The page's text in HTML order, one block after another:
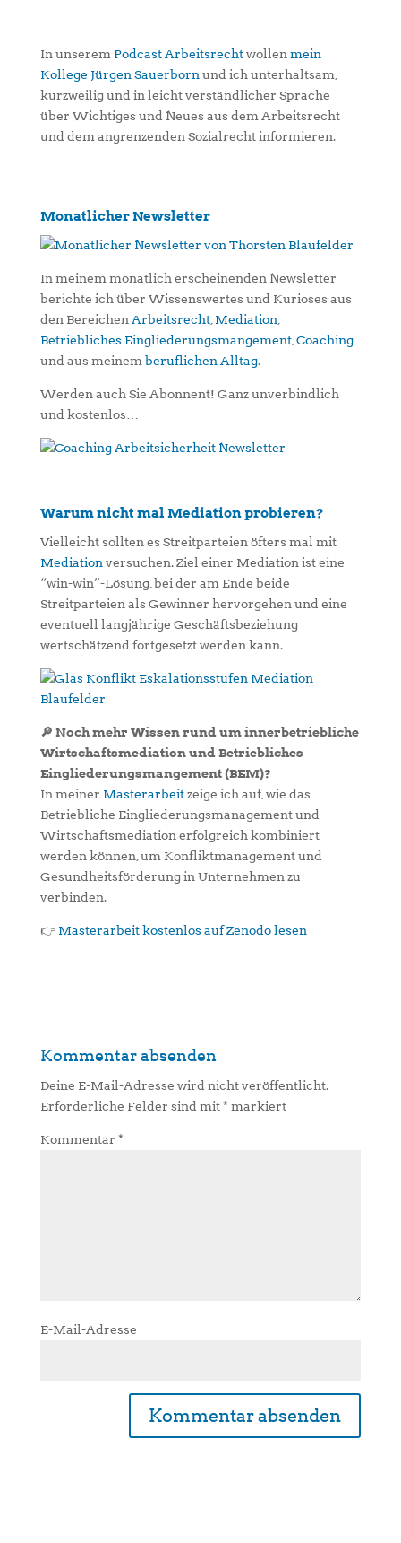
In unserem Podcast Arbeitsrechtwollen mein
Kollege Jürgen Sauerborn und ich unterhaltsam,
kurzweilig und in leicht verständlicher Sprache
über Wichtiges und Neues aus dem Arbeitsrecht
und dem angrenzenden Sozialrecht informieren.
Monatlicher Newsletter
In meinem monatlich erscheinenden Newsletter
berichte ich über Wissenswertes und Kurioses aus
den Bereichen Arbeitsrecht, Mediation
Betriebliches Eingliederungsmangement, Coaching
und aus meinem beruflichen Alltag.
Werden auch Sie Abonnent! Ganz unverbindlich
und kostenlos…
Warum nicht mal Mediation probieren?
Vielleicht sollten es Streitparteien öfters mal mit
Mediation versuchen. Ziel einer Mediation ist eine
“win-win”-Lösung, bei der am Ende beide
Streitparteien als Gewinner hervorgehen und eine
eventuell langjährige Geschäftsbeziehung
wertschätzend fortgesetzt werden kann.
🔎 Noch mehr Wissen rund um innerbetriebliche
Wirtschaftsmediation und Betriebliches
Eingliederungsmangement (BEM)?
In meiner Masterarbeitzeige ich auf, wie das
Betriebliche Eingliederungsmanagement und
Wirtschaftsmediation erfolgreich kombiniert
werden können, um Konfliktmanagement und
Gesundheitsförderung in Unternehmen zu
verbinden.
👉 Masterarbeit kostenlos auf Zenodo lesen
Kommentar absenden
Deine E-Mail-Adresse wird nicht veröffentlicht.
Erforderliche Felder sind mit* markiert
Kommentar *
E-Mail-Adresse